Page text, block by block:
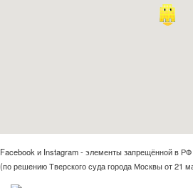
Facebook и Instagram - элементы запрещённой в РФ
(по решению Тверского суда города Москвы от 21